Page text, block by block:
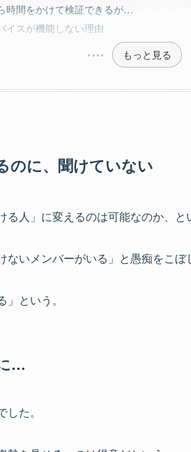
時間をかけて検証できるが…
イスが機能しない理由
もっと見る
のに、聞けていない
人」に変えるのは可能なのか、と
いメンバーがいる」と愚痴をこぼ
という。
…
た。